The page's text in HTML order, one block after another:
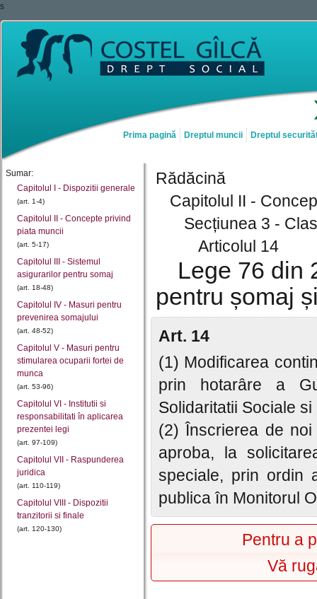
s
Prima pagină Dreptul muncii Dreptul
Sumar:
Capitolul I - Dispozitii generale
(art. 1-4)
Capitolul II - Concepte privind
piata muncii
(art. 5-17)
Capitolul III - Sistemul
asigurarilor pentru somaj
(art. 18-48)
Capitolul IV - Masuri pentru
prevenirea somajului
(art. 48-52)
Capitolul V - Masuri pentru
stimularea ocuparii fortei de
munca
(art. 53-96)
Capitolul VI - Institutii si
responsabilitati în aplicarea
prezentei legi
(art. 97-109)
Capitolul VII - Raspunderea
juridica
(art. 110-119)
Capitolul VIII - Dispozitii
tranzitorii si finale
(art. 120-130)
Rădăcină
Capitolul II -
Secțiunea 3 -
Articolul 14
Lege 76 din
pentru șomaj
Art. 14
(1) Modificarea
prin hotarâre a
Solidaritatii Sociale
(2) Înscrierea de
aproba, la
speciale, prin ordin
publica în Monitorul
Pentru a
Vă